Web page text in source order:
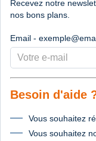
Recevez notre
nos bons plans.
Email -
Besoin d'aide
Vous souhaitez
Vous souhaitez